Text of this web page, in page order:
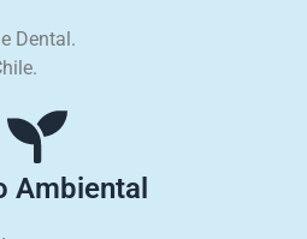
Dental.
Ambiental